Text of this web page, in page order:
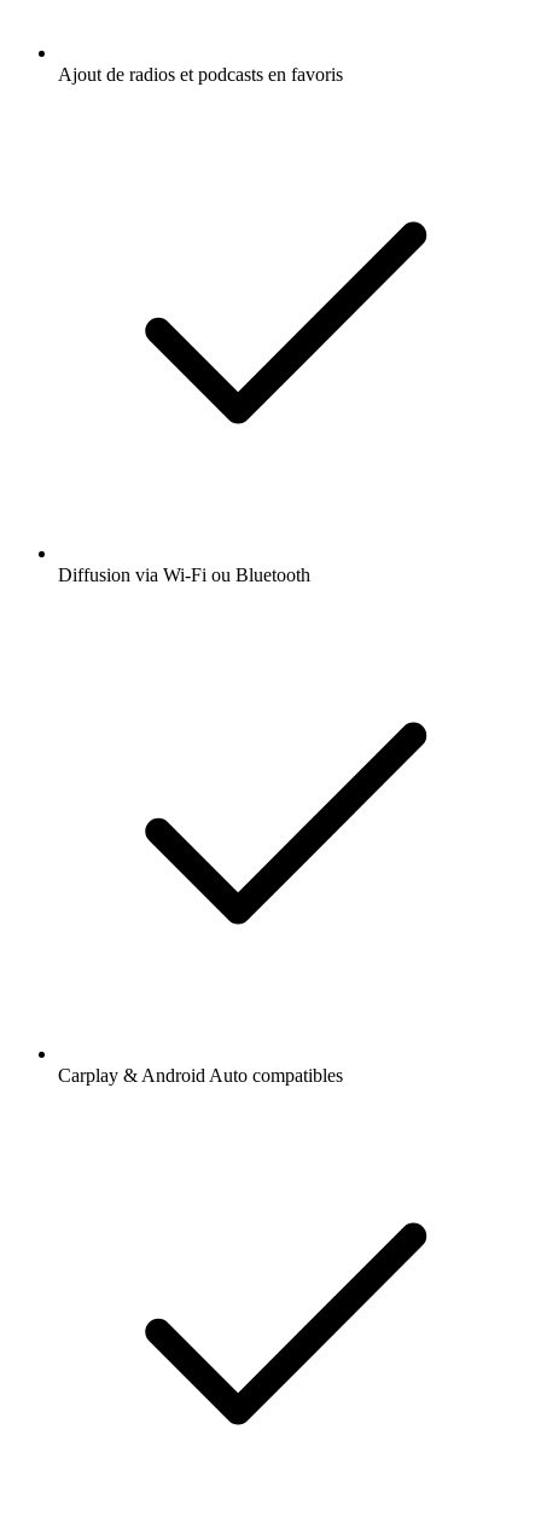
Ajout de radios et podcasts en favoris
Diffusion via Wi-Fi ou Bluetooth
Carplay & Android Auto compatibles